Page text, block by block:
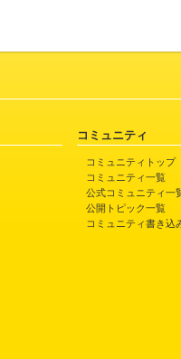
コミュニティ
コミュニティトップ
コミュニティ一覧
公式コミュニティ一
公開トピック一覧
コミュニティ書き込